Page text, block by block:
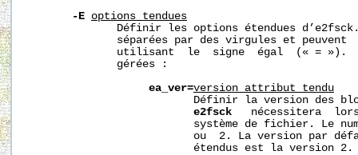
-E options_ tendues
Définir les options étendues
séparées par des virgules et peuvent
utilisant  le  signe  égal  (« = »).
              gérées :
ea_ver=version_attribut_ tendu
Définir la version des
e2fsck
nécessitera
système de fichier. Le
ou  2. La version par
                          étendus est la version 2.